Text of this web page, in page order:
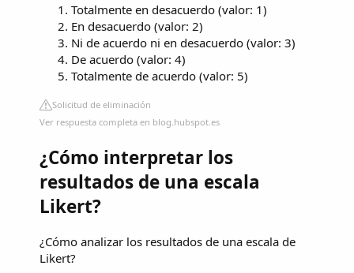
Totalmente en desacuerdo (valor: 1)
En desacuerdo (valor: 2)
Ni de acuerdo ni en desacuerdo (valor: 3)
De acuerdo (valor: 4)
Totalmente de acuerdo (valor: 5)
Solicitud de eliminación
Ver respuesta completa en blog.hubspot.es
¿Cómo interpretar los
resultados de una escala
Likert?
¿Cómo analizar los resultados de una escala de
Likert?